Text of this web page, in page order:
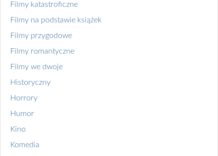
Filmy katastroficzne
Filmy na podstawie książek
Filmy przygodowe
Filmy romantyczne
Filmy we dwoje
Historyczny
Horrory
Humor
Kino
Komedia